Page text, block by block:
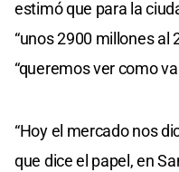
estimó que para la
“unos 2900 millones al
“queremos ver como
“Hoy el mercado nos
que dice el papel, en